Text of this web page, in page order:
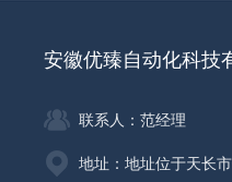
安徽优臻自动化科技
联系人：范经理
地址：地址位于天长